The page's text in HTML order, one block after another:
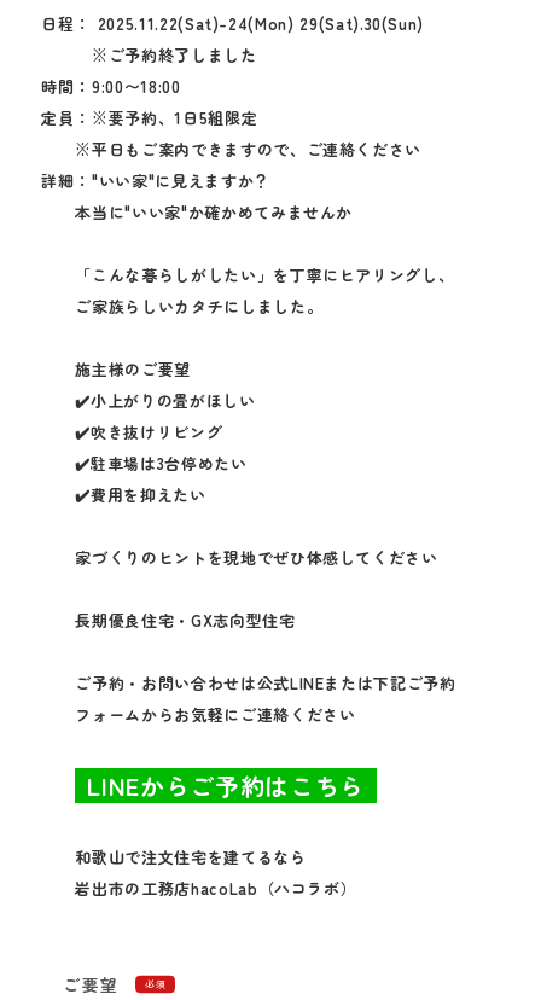
日程
2025.11.22(Sat)-24(Mon) 29(Sat).30(Sun)
※ご予約終了しました
時間
9:00〜18:00
定員
※要予約、1日5組限定
※平日もご案内できますので、ご連絡ください
詳細
"いい家"に見えますか？
本当に"いい家"か確かめてみませんか
「こんな暮らしがしたい」を丁寧にヒアリングし、
ご家族らしいカタチにしました。
施主様のご要望
✔️小上がりの畳がほしい
✔️吹き抜けリビング
✔️駐車場は3台停めたい
✔️費用を抑えたい
家づくりのヒントを現地でぜひ体感してください
長期優良住宅・GX志向型住宅
ご予約・お問い合わせは公式LINEまたは下記ご予約
フォームからお気軽にご連絡ください
LINEからご予約はこちら
和歌山で注文住宅を建てるなら
岩出市の工務店hacoLab（ハコラボ）
ご要望 必須